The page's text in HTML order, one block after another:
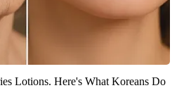
Lotions. Here's What Koreans Do